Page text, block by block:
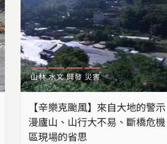
山林 水文 開發 災害
【辛樂克颱風】來自大地的警
漫廬山、山行大不易、斷橋危
區現場的省思